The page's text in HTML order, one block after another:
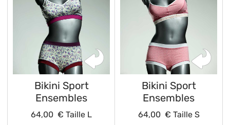
Bikini Sport
Ensembles
64,00 € Taille L
Bikini Sport
Ensembles
64,00 € Taille S